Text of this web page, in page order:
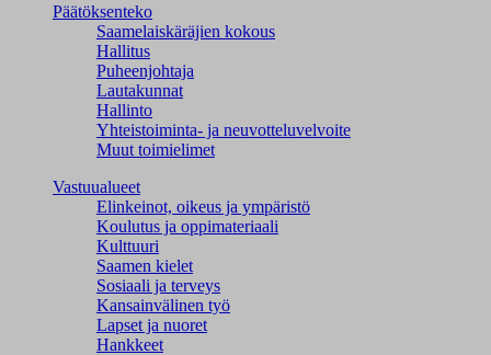
Päätöksenteko
Saamelaiskäräjien kokous
Hallitus
Puheenjohtaja
Lautakunnat
Hallinto
Yhteistoiminta- ja neuvotteluvelvoite
Muut toimielimet
Vastuualueet
Elinkeinot, oikeus ja ympäristö
Koulutus ja oppimateriaali
Kulttuuri
Saamen kielet
Sosiaali ja terveys
Kansainvälinen työ
Lapset ja nuoret
Hankkeet